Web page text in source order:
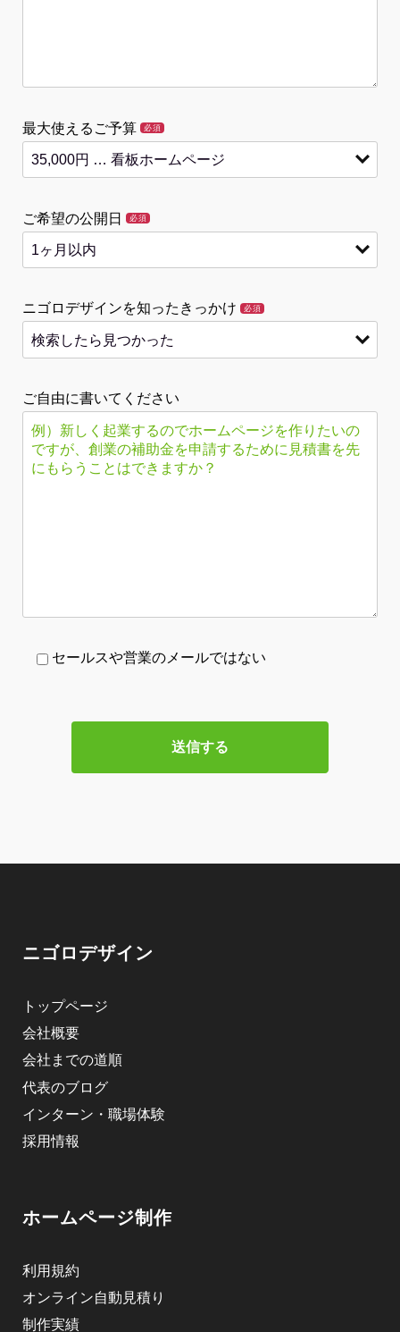
最大使えるご予算 必須
ご希望の公開日 必須
ニゴロデザインを知ったきっかけ 必須
ご自由に書いてください
セールスや営業のメールではない
ニゴロデザイン
トップページ
会社概要
会社までの道順
代表のブログ
インターン・職場体験
採用情報
ホームページ制作
利用規約
オンライン自動見積り
制作実績